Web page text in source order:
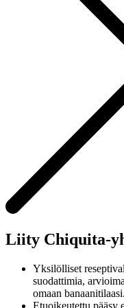
Liity Chiquita-
Yksilölliset
suodattimia,
omaan banaanitilaasi.